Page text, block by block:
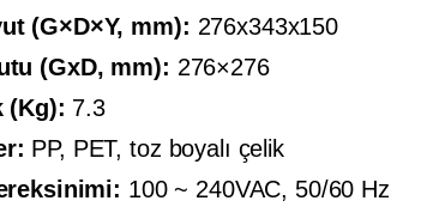
(G×D×Y, mm): 276x343x150
(GxD, mm): 276×276
(Kg): 7.3
PP, PET, toz boyalı çelik
100 ~ 240VAC, 50/60 Hz